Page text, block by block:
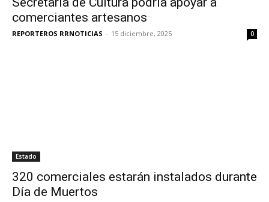
comerciantes artesanos
REPORTEROS RRNOTICIAS - 15 diciembre, 2025 0
Estado
320 comerciales estarán instalados durante
Día de Muertos